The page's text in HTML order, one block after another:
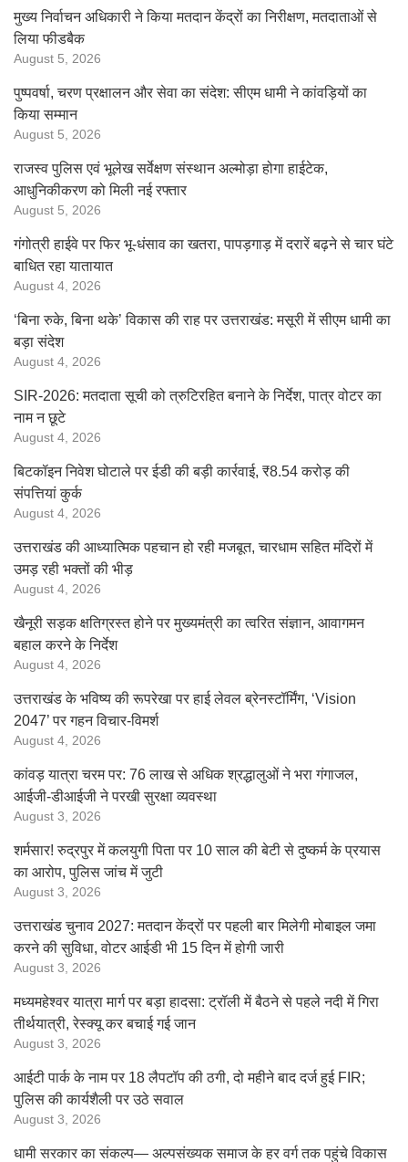
मुख्य निर्वाचन अधिकारी ने किया मतदान केंद्रों का निरीक्षण, मतदाताओं से
लिया फीडबैक
August 5, 2026
पुष्पवर्षा, चरण प्रक्षालन और सेवा का संदेश: सीएम धामी ने कांवड़ियों का
किया सम्मान
August 5, 2026
राजस्व पुलिस एवं भूलेख सर्वेक्षण संस्थान अल्मोड़ा होगा हाईटेक,
आधुनिकीकरण को मिली नई रफ्तार
August 5, 2026
गंगोत्री हाईवे पर फिर भू-धंसाव का खतरा, पापड़गाड़ में दरारें बढ़ने से चार घंटे
बाधित रहा यातायात
August 4, 2026
‘बिना रुके, बिना थके’ विकास की राह पर उत्तराखंड: मसूरी में सीएम धामी का
बड़ा संदेश
August 4, 2026
SIR-2026: मतदाता सूची को त्रुटिरहित बनाने के निर्देश, पात्र वोटर का
नाम न छूटे
August 4, 2026
बिटकॉइन निवेश घोटाले पर ईडी की बड़ी कार्रवाई, ₹8.54 करोड़ की
संपत्तियां कुर्क
August 4, 2026
उत्तराखंड की आध्यात्मिक पहचान हो रही मजबूत, चारधाम सहित मंदिरों में
उमड़ रही भक्तों की भीड़
August 4, 2026
खैनूरी सड़क क्षतिग्रस्त होने पर मुख्यमंत्री का त्वरित संज्ञान, आवागमन
बहाल करने के निर्देश
August 4, 2026
उत्तराखंड के भविष्य की रूपरेखा पर हाई लेवल ब्रेनस्टॉर्मिंग, ‘Vision
2047’ पर गहन विचार-विमर्श
August 4, 2026
कांवड़ यात्रा चरम पर: 76 लाख से अधिक श्रद्धालुओं ने भरा गंगाजल,
आईजी-डीआईजी ने परखी सुरक्षा व्यवस्था
August 3, 2026
शर्मसार! रुद्रपुर में कलयुगी पिता पर 10 साल की बेटी से दुष्कर्म के प्रयास
का आरोप, पुलिस जांच में जुटी
August 3, 2026
उत्तराखंड चुनाव 2027: मतदान केंद्रों पर पहली बार मिलेगी मोबाइल जमा
करने की सुविधा, वोटर आईडी भी 15 दिन में होगी जारी
August 3, 2026
मध्यमहेश्वर यात्रा मार्ग पर बड़ा हादसा: ट्रॉली में बैठने से पहले नदी में गिरा
तीर्थयात्री, रेस्क्यू कर बचाई गई जान
August 3, 2026
आईटी पार्क के नाम पर 18 लैपटॉप की ठगी, दो महीने बाद दर्ज हुई FIR;
पुलिस की कार्यशैली पर उठे सवाल
August 3, 2026
धामी सरकार का संकल्प— अल्पसंख्यक समाज के हर वर्ग तक पहुंचे विकास